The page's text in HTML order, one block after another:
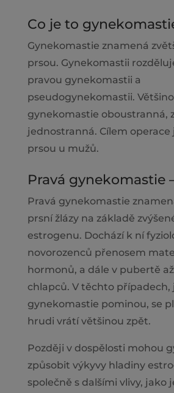
Co je to
Gynekomastie znamená
prsou. Gynekomastii
pravou gynekomastii a
pseudogynekomastii.
gynekomastie oboustranná,
jednostranná. Cílem operace
prsou u mužů.
Pravá gynekomastie
Pravá gynekomastie
prsní žlázy na základě
estrogenu. Dochází k ní
novorozenců přenosem
hormonů, a dále v pubertě až
chlapců. V těchto
gynekomastie pominou, se
hrudi vrátí většinou zpět.
Později v dospělosti mohou
způsobit výkyvy hladiny
společně s dalšími vlivy, jako